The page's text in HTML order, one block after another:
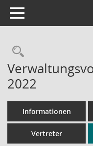
Toggle navigation
2022
Informationen
Vertreter